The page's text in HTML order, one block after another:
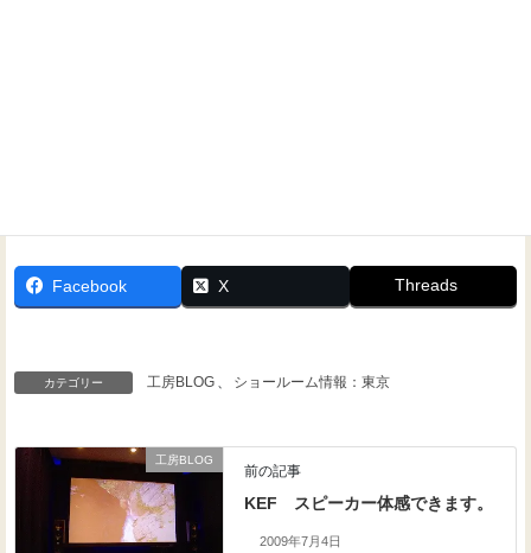
Facebook X Threads
カテゴリー 工房BLOG ショールーム情報：東京
工房BLOG
前の記事
KEF スピーカー体感できます。
2009年7月4日